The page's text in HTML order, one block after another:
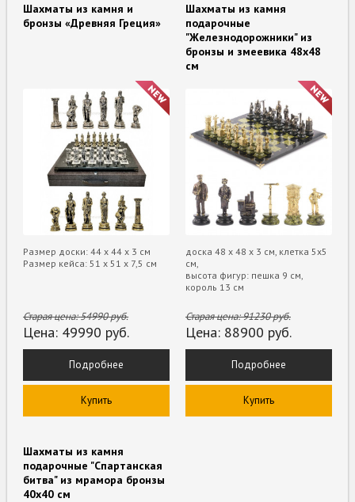
Шахматы из камня и
бронзы «Древняя Греция»
Размер доски: 44 х 44 х 3 см
Размер кейса: 51 х 51 х 7,5 см
Старая цена:54990руб.
Цена: 49990 руб.
Подробнее
Купить
Шахматы из камня
подарочные
"Железнодорожники" из
бронзы и змеевика 48х48
см
доска 48 х 48 х 3 см, клетка 5х5
см,
высота фигур: пешка 9 см,
король 13 см
Старая цена:91230руб.
Цена: 88900 руб.
Подробнее
Купить
Шахматы из камня
подарочные "Спартанская
битва" из мрамора бронзы
40х40 см